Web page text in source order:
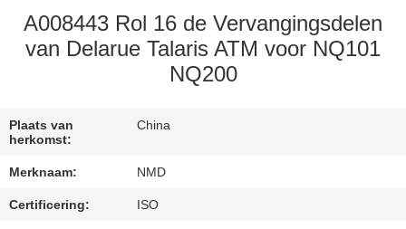
KWALITEITSCONTROLE
MET
ONS
A008443 Rol 16 de Vervangingsdelen
van Delarue Talaris ATM voor NQ101
NQ200
Plaats van
herkomst:
China
Merknaam: NMD
Certificering: ISO